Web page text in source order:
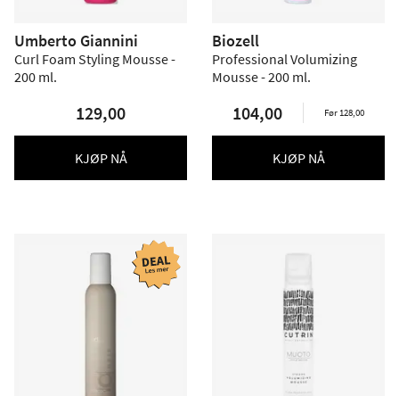
Umberto Giannini
Curl Foam Styling Mousse -
200 ml.
129,00
KJØP NÅ
Biozell
Professional Volumizing
Mousse - 200 ml.
104,00 Før 128,00
KJØP NÅ